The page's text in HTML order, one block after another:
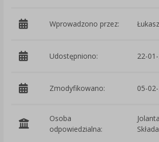
Wprowadzono przez:
Udostępniono: 22-
Zmodyfikowano: 05-
Osoba
odpowiedzialna:
Jolanta